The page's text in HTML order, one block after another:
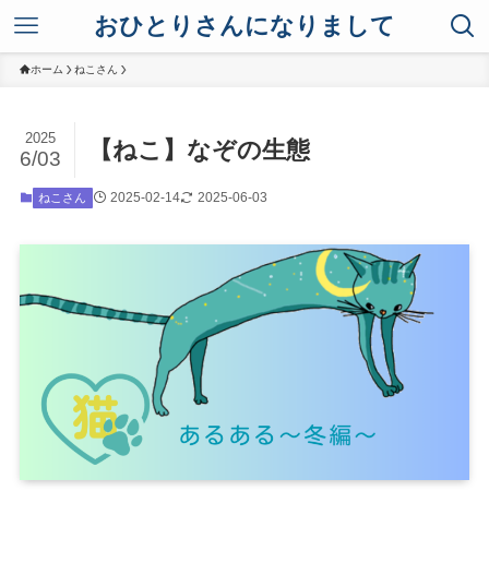
おひとりさんになりまして
ホーム ねこさん
【ねこ】なぞの生態
2025
6/03
ねこさん 2025-02-14 2025-06-03